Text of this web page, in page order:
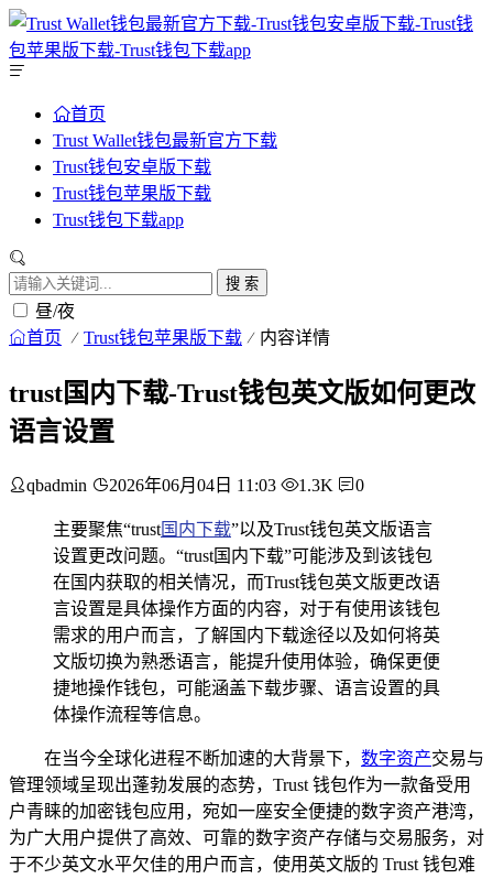
首页
Trust Wallet钱包最新官方下载
Trust钱包安卓版下载
Trust钱包苹果版下载
Trust钱包下载app
搜 索
昼/夜
首页 Trust钱包苹果版下载 内容详情
trust国内下载-Trust钱包英文版如何更改
语言设置
qbadmin 2026年06月04日 11:03 1.3K 0
主要聚焦“trust国内下载”以及Trust钱包英文版语言
设置更改问题。“trust国内下载”可能涉及到该钱包
在国内获取的相关情况，而Trust钱包英文版更改语
言设置是具体操作方面的内容，对于有使用该钱包
需求的用户而言，了解国内下载途径以及如何将英
文版切换为熟悉语言，能提升使用体验，确保更便
捷地操作钱包，可能涵盖下载步骤、语言设置的具
体操作流程等信息。
在当今全球化进程不断加速的大背景下， 数字资产交易与
管理领域呈现出蓬勃发展的态势，Trust 钱包作为一款备受用
户青睐的加密钱包应用，宛如一座安全便捷的数字资产港湾，
为广大用户提供了高效、可靠的数字资产存储与交易服务，对
于不少英文水平欠佳的用户而言，使用英文版的 Trust 钱包难